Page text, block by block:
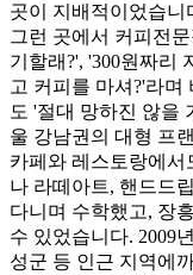
곳이 지배적이었습니
그런 곳에서 커피전
기할래?', '300원짜리
고 커피를 마셔?'라며
도 '절대 망하진 않을
울 강남권의 대형 프
카페와 레스토랑에
나 라떼아트, 핸드드
다니며 수학했고, 장
수 있었습니다. 2009
성군 등 인근 지역에